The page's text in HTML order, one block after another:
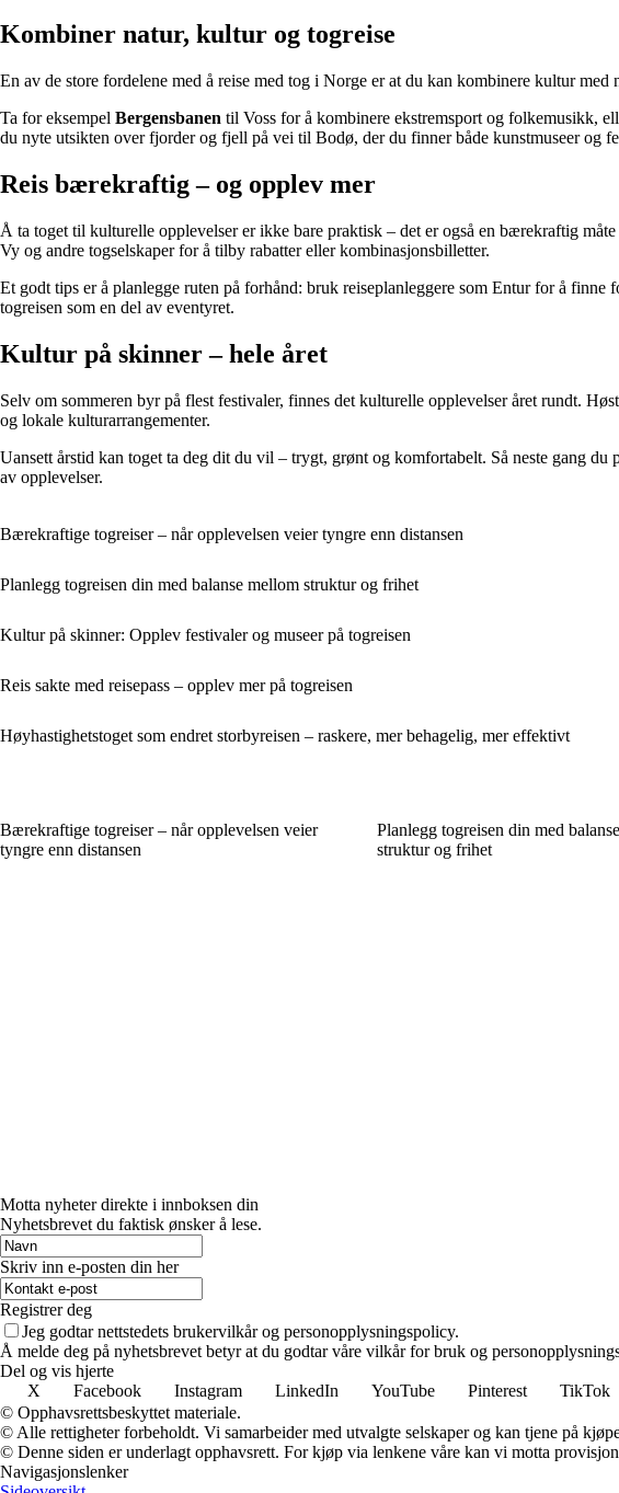
Kombiner natur, kultur og togreise
En av de store fordelene med å reise med tog i Norge er at du kan kombinere kultur
Ta for eksempel Bergensbanen til Voss for å kombinere ekstremsport og folkemusikk,
du nyte utsikten over fjorder og fjell på vei til Bodø, der du finner både kunstmuseer og
Reis bærekraftig – og opplev mer
Å ta toget til kulturelle opplevelser er ikke bare praktisk – det er også en bærekraftig
Vy og andre togselskaper for å tilby rabatter eller kombinasjonsbilletter.
Et godt tips er å planlegge ruten på forhånd: bruk reiseplanleggere som Entur for å
togreisen som en del av eventyret.
Kultur på skinner – hele året
Selv om sommeren byr på flest festivaler, finnes det kulturelle opplevelser året rundt.
og lokale kulturarrangementer.
Uansett årstid kan toget ta deg dit du vil – trygt, grønt og komfortabelt. Så neste gang
av opplevelser.
Bærekraftige togreiser – når opplevelsen veier tyngre enn distansen
Planlegg togreisen din med balanse mellom struktur og frihet
Kultur på skinner: Opplev festivaler og museer på togreisen
Reis sakte med reisepass – opplev mer på togreisen
Høyhastighetstoget som endret storbyreisen – raskere, mer behagelig, mer effektivt
Bærekraftige togreiser – når opplevelsen veier
tyngre enn distansen
Planlegg togreisen din med
struktur og frihet
Motta nyheter direkte i innboksen din
Nyhetsbrevet du faktisk ønsker å lese.
Skriv inn e-posten din her
Registrer deg
Jeg godtar nettstedets brukervilkår og personopplysningspolicy.
Å melde deg på nyhetsbrevet betyr at du godtar våre vilkår for bruk og
Del og vis hjerte
X
Facebook Instagram LinkedIn YouTube Pinterest TikTok
© Opphavsrettsbeskyttet materiale.
© Alle rettigheter forbeholdt. Vi samarbeider med utvalgte selskaper og kan tjene på
© Denne siden er underlagt opphavsrett. For kjøp via lenkene våre kan vi motta
Navigasjonslenker